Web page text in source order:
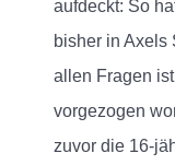
aufdeckt: So
bisher in Axels
allen Fragen
vorgezogen
zuvor die 16-